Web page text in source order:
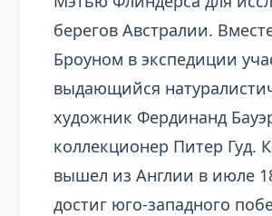
берегов Австралии.
Броуном в экспедиции
выдающийся
художник Фердинанд
коллекционер Питер Гуд.
вышел из Англии в июле
достиг юго-западного